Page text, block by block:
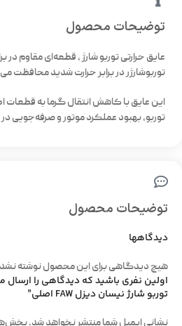
توضیحات محصول
عایق حرارتی توربو شارژ ، قطعه‌ای مقاوم در
توربوشارژر در برابر حرارت شدید محافظت
این عایق با کاهش انتقال گرما به قطعات
توربو، بهبود عملکرد موتور و
توضیحات محصول
دیدگاهها
هیچ دیدگاهی برای این محصول نوشته
اولین نفری باشید که دیدگاهی را ارسال
توربو شارژ نیسان دیزل FAW اصلی”
نشانی ایمیل شما منتشر نخواهد شد.